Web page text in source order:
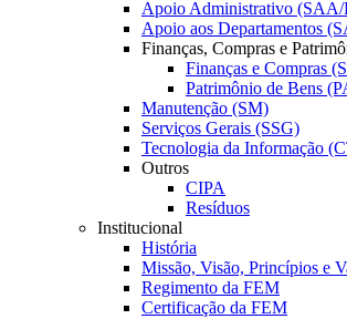
Apoio Administrativo (SAA/
Apoio aos Departamentos
Finanças, Compras e
Finanças e Compras
Patrimônio de Bens
Manutenção (SM)
Serviços Gerais (SSG)
Tecnologia da Informação
Outros
CIPA
Resíduos
Institucional
História
Missão, Visão, Princípios e
Regimento da FEM
Certificação da FEM